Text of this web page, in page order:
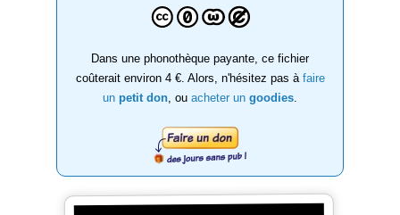
Dans une phonothèque payante, ce fichier
coûterait environ 4 €. Alors, n'hésitez pas à faire
un petit don , ou acheter un goodies